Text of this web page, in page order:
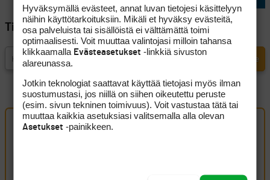
Tilaa Golfpisteen uutiskirje
Hyväksymällä evästeet, annat luvan tietojesi käsittelyyn
näihin käyttötarkoituksiin. Mikäli et hyväksy evästeitä,
osa palveluista tai sisällöistä ei välttämättä toimi
optimaalisesti. Voit muuttaa valintojasi milloin tahansa
klikkaamalla Evästeasetukset -linkkiä sivuston
alareunassa.
Jotkin teknologiat saattavat käyttää tietojasi myös ilman
suostumustasi, jos niillä on siihen oikeutettu peruste
(esim. sivun tekninen toimivuus). Voit vastustaa tätä tai
muuttaa kaikkia asetuksiasi valitsemalla alla olevan
Asetukset -painikkeen.